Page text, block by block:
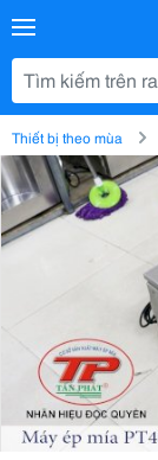
Thiết bị theo mùa